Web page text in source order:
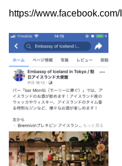
https://